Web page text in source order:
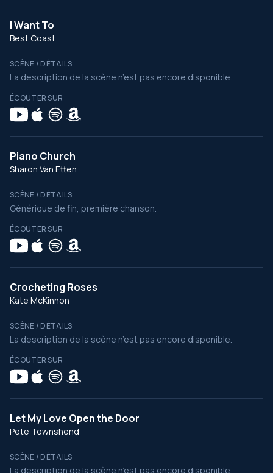
I Want To
Best Coast
SCÈNE / DÉTAILS
La description de la scène n’est pas encore disponible.
ÉCOUTER SUR
Piano Church
Sharon Van Etten
SCÈNE / DÉTAILS
Générique de fin, première chanson.
ÉCOUTER SUR
Crocheting Roses
Kate McKinnon
SCÈNE / DÉTAILS
La description de la scène n’est pas encore disponible.
ÉCOUTER SUR
Let My Love Open the Door
Pete Townshend
SCÈNE / DÉTAILS
La description de la scène n’est pas encore disponible.